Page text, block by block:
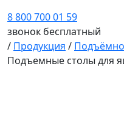
8 800 700 01 59
звонок бесплатный
/ Продукция /
Подъемные столы для